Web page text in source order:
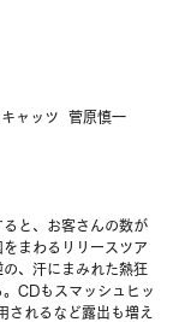
ャッツ  菅原慎一
ると、お客さんの数が
まわるリリースツア
、汗にまみれた熱狂
CDもスマッシュヒッ
されるなど露出も増え